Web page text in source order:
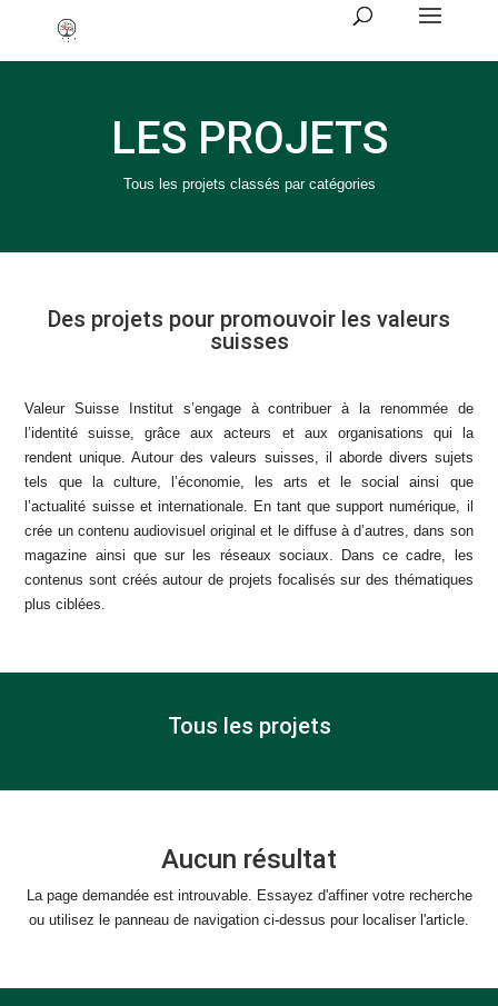
LES PROJETS
Tous les projets classés par catégories
Des projets pour promouvoir les valeurs
suisses
Valeur Suisse Institut s’engage à contribuer à la renommée de
l’identité suisse, grâce aux acteurs et aux organisations qui la
rendent unique. Autour des valeurs suisses, il aborde divers sujets
tels que la culture, l’économie, les arts et le social ainsi que
l’actualité suisse et internationale. En tant que support numérique, il
crée un contenu audiovisuel original et le diffuse à d’autres, dans son
magazine ainsi que sur les réseaux sociaux. Dans ce cadre, les
contenus sont créés autour de projets focalisés sur des thématiques
plus ciblées.
Tous les projets
Aucun résultat
La page demandée est introuvable. Essayez d'affiner votre recherche
ou utilisez le panneau de navigation ci-dessus pour localiser l'article.